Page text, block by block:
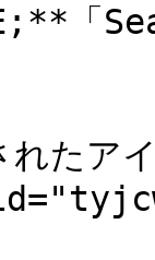
「
たア